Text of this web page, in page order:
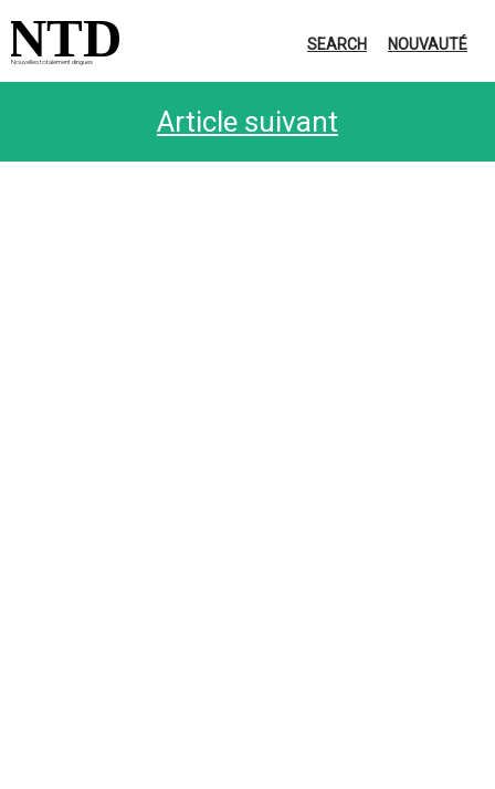
Nouvelles totalement dingues
NTD SEARCH NOUVAUTÉ
Article suivant